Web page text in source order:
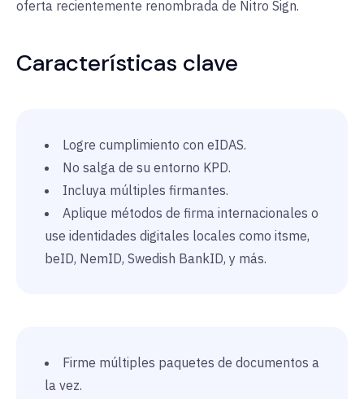
oferta recientemente renombrada de Nitro Sign.
Características clave
Logre cumplimiento con eIDAS.
No salga de su entorno KPD.
Incluya múltiples firmantes.
Aplique métodos de firma internacionales o
use identidades digitales locales como itsme,
beID, NemID, Swedish BankID, y más.
Firme múltiples paquetes de documentos a
la vez.